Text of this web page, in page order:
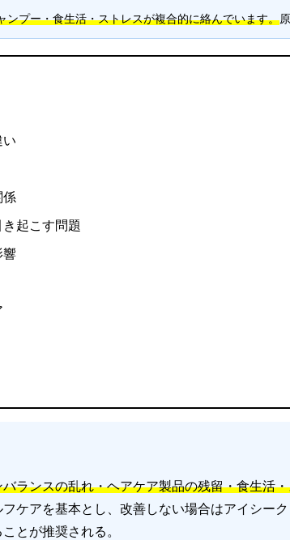
ンプー・食生活・ストレスが複合的に絡んでいます。
い
係
起こす問題
響
ランスの乱れ・ヘアケア製品の残留・食生活
ケアを基本とし、改善しない場合はアイシー
とが推奨される。